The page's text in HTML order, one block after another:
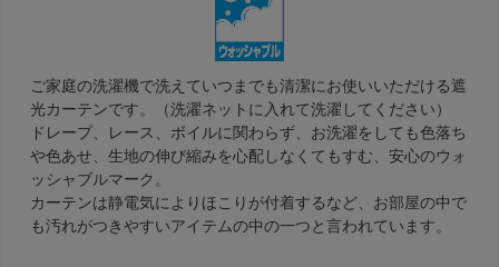
ご家庭の洗濯機で洗えていつまでも清潔にお使いいただける遮
光カーテンです。（洗濯ネットに入れて洗濯してください）
ドレープ、レース、ボイルに関わらず、お洗濯をしても色落ち
や色あせ、生地の伸び縮みを心配しなくてもすむ、安心のウォ
ッシャブルマーク。
カーテンは静電気によりほこりが付着するなど、お部屋の中で
も汚れがつきやすいアイテムの中の一つと言われています。